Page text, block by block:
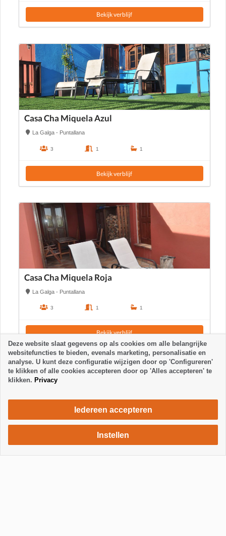
Bekijk verblijf
Casa Cha Miquela Azul
La Galga - Puntallana
3 1 1
Bekijk verblijf
Casa Cha Miquela Roja
La Galga - Puntallana
3 1 1
Bekijk verblijf
735 €/ week
Deze website slaat gegevens op als cookies om alle belangrijke
websitefuncties te bieden, evenals marketing, personalisatie en
analyse. U kunt deze configuratie wijzigen door op 'Configureren'
te klikken of alle cookies accepteren door op 'Alles accepteren' te
klikken. Privacy
Iedereen accepteren
Instellen